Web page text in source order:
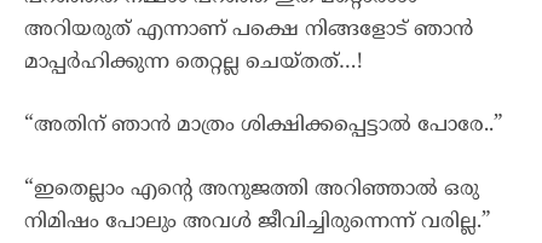
അറിയരുത് എന്നാണ് പക്ഷെ നിങ്ങളോട് ഞാൻ
മാപ്പർഹിക്കുന്ന തെറ്റല്ല ചെയ്തത്…!
“അതിന് ഞാൻ മാത്രം ശിക്ഷിക്കപ്പെട്ടാൽ പോരേ..”
“ഇതെല്ലാം എന്റെ അനുജത്തി അറിഞ്ഞാൽ ഒരു
നിമിഷം പോലും അവൾ ജീവിച്ചിരുന്നെന്ന് വരില്ല.”